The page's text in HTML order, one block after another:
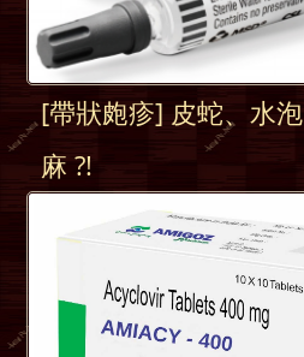
[帶狀皰疹] 皮蛇、水
麻 ?!